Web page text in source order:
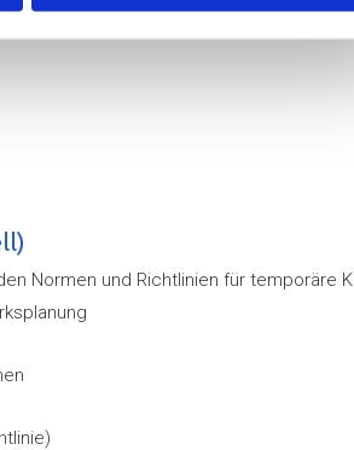
Normen und Richtlinien für temporäre